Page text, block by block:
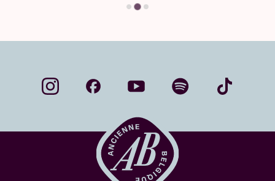
empreints de l’esthétique brute de la noise et du
d’origine libanaise, basée à Paris. Depuis quelque
temps, elle étudie les liens entre la musique
électronique et la langue arabe. Son dernier album,
– “voile” en arabe – est étonnamment sorti